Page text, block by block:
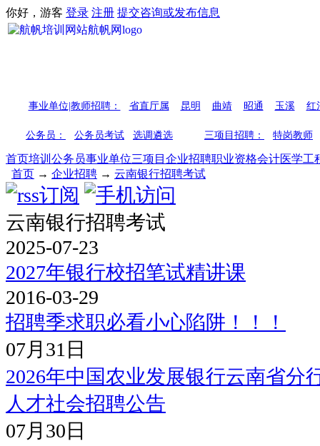
你好，游客 登录 注册 提交咨询或发布信息
事业单位|教师招聘： 省直厅属 昆明 曲靖 昭通 玉溪 红
公务员： 公务员考试 选调遴选 三项目招聘： 特岗教师
首页培训 公务员事业单位三项目 企业招聘职业资格会计医学工
首页 → 企业招聘 → 云南银行招聘考试
云南银行招聘考试
2025-07-23
2027年银行校招笔试精讲课
2016-03-29
招聘季求职必看小心陷阱！！！
07月31日
2026年中国农业发展银行云南省分
人才社会招聘公告
07月30日